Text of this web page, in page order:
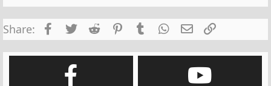
Share: FacebookTwitterReddit PinterestTumblrWhatsApp
Email